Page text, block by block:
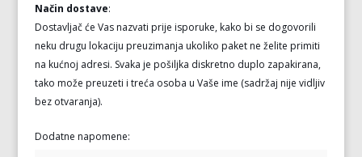
Način dostave:
Dostavljač će Vas nazvati prije isporuke, kako bi se dogovorili
neku drugu lokaciju preuzimanja ukoliko paket ne želite primiti
na kućnoj adresi. Svaka je pošiljka diskretno duplo zapakirana,
tako može preuzeti i treća osoba u Vaše ime (sadržaj nije vidljiv
bez otvaranja).
Dodatne napomene: